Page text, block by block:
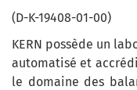
(D-K-19408-01-00)
KERN possède un
automatisé et
le domaine des